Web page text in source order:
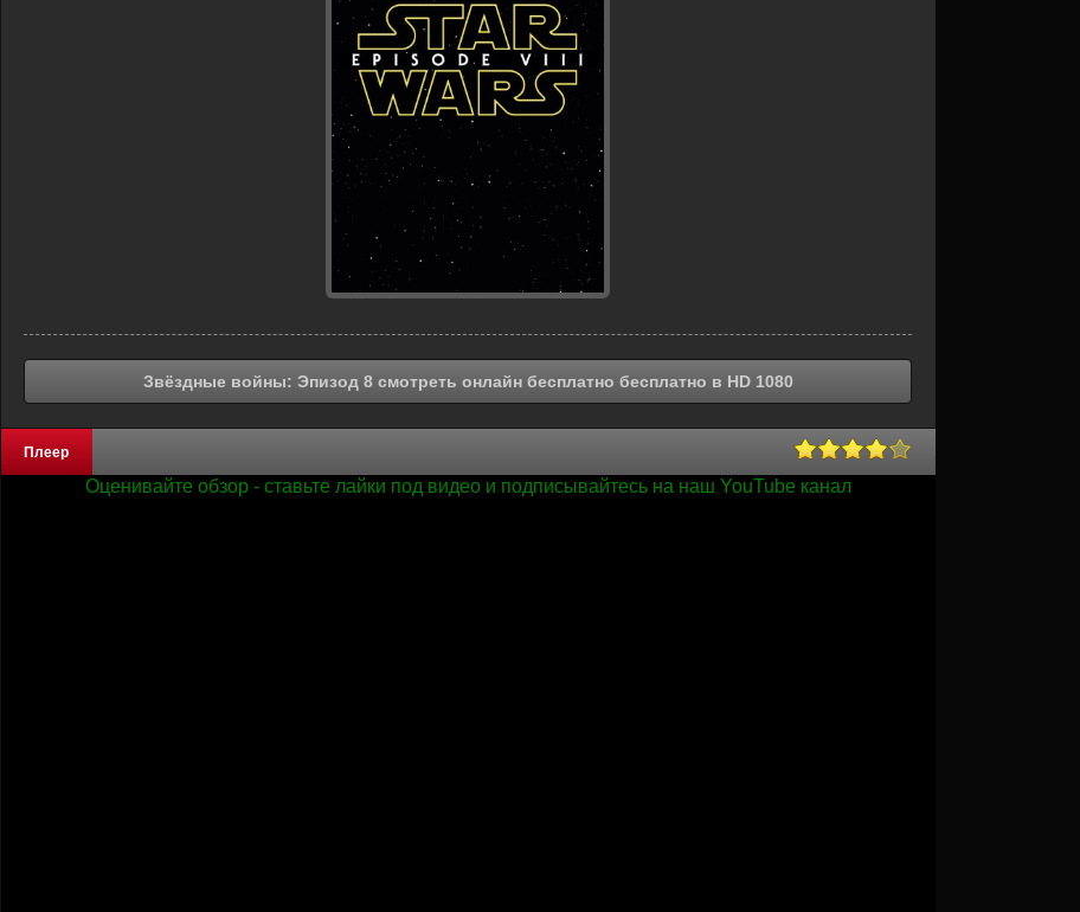
Звёздные войны: Эпизод 8 смотреть онлайн бесплатно бесплатно в HD 1080
Плеер
Оценивайте обзор - ставьте лайки под видео и подписывайтесь на наш YouTube канал